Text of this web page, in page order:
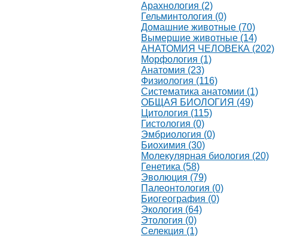
Арахнология (2)
Гельминтология (0)
Домашние животные (70)
Вымершие животные (14)
АНАТОМИЯ ЧЕЛОВЕКА (202)
Морфология (1)
Анатомия (23)
Физиология (116)
Систематика анатомии (1)
ОБЩАЯ БИОЛОГИЯ (49)
Цитология (115)
Гистология (0)
Эмбриология (0)
Биохимия (30)
Молекулярная биология (20)
Генетика (58)
Эволюция (79)
Палеонтология (0)
Биогеография (0)
Экология (64)
Этология (0)
Селекция (1)